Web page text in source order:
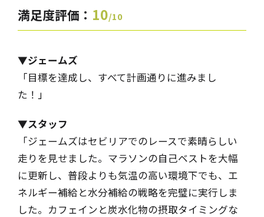
満足度評価： 10/10
▼ジェームズ
「目標を達成し、すべて計画通りに進みまし
た！ 」
▼スタッフ
「ジェームズはセビリアでのレースで素晴らしい
走りを見せました。マラソンの自己ベストを大幅
に更新し、普段よりも気温の高い環境下でも、エ
ネルギー補給と水分補給の戦略を完璧に実行しま
した。カフェインと炭水化物の摂取タイミングな